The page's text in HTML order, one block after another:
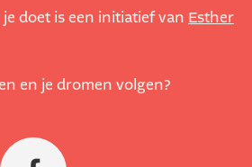
doet is een initiatief van Esther
en je dromen volgen?